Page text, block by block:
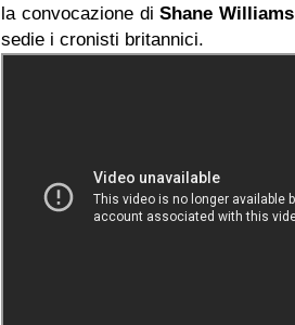
la convocazione diShane Williams
sedie i cronisti britannici.